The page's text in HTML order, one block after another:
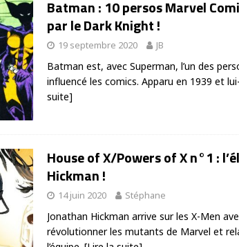
Batman : 10 persos Marvel
par le Dark Knight !
19 septembre 2020 JB
Batman est, avec Superman, l’un des
influencé les comics. Apparu en 1939 et
suite]
House of X/Powers of X n°1 :
Hickman !
14 juin 2020 Stéphane
Jonathan Hickman arrive sur les X-Men
révolutionner les mutants de Marvel et